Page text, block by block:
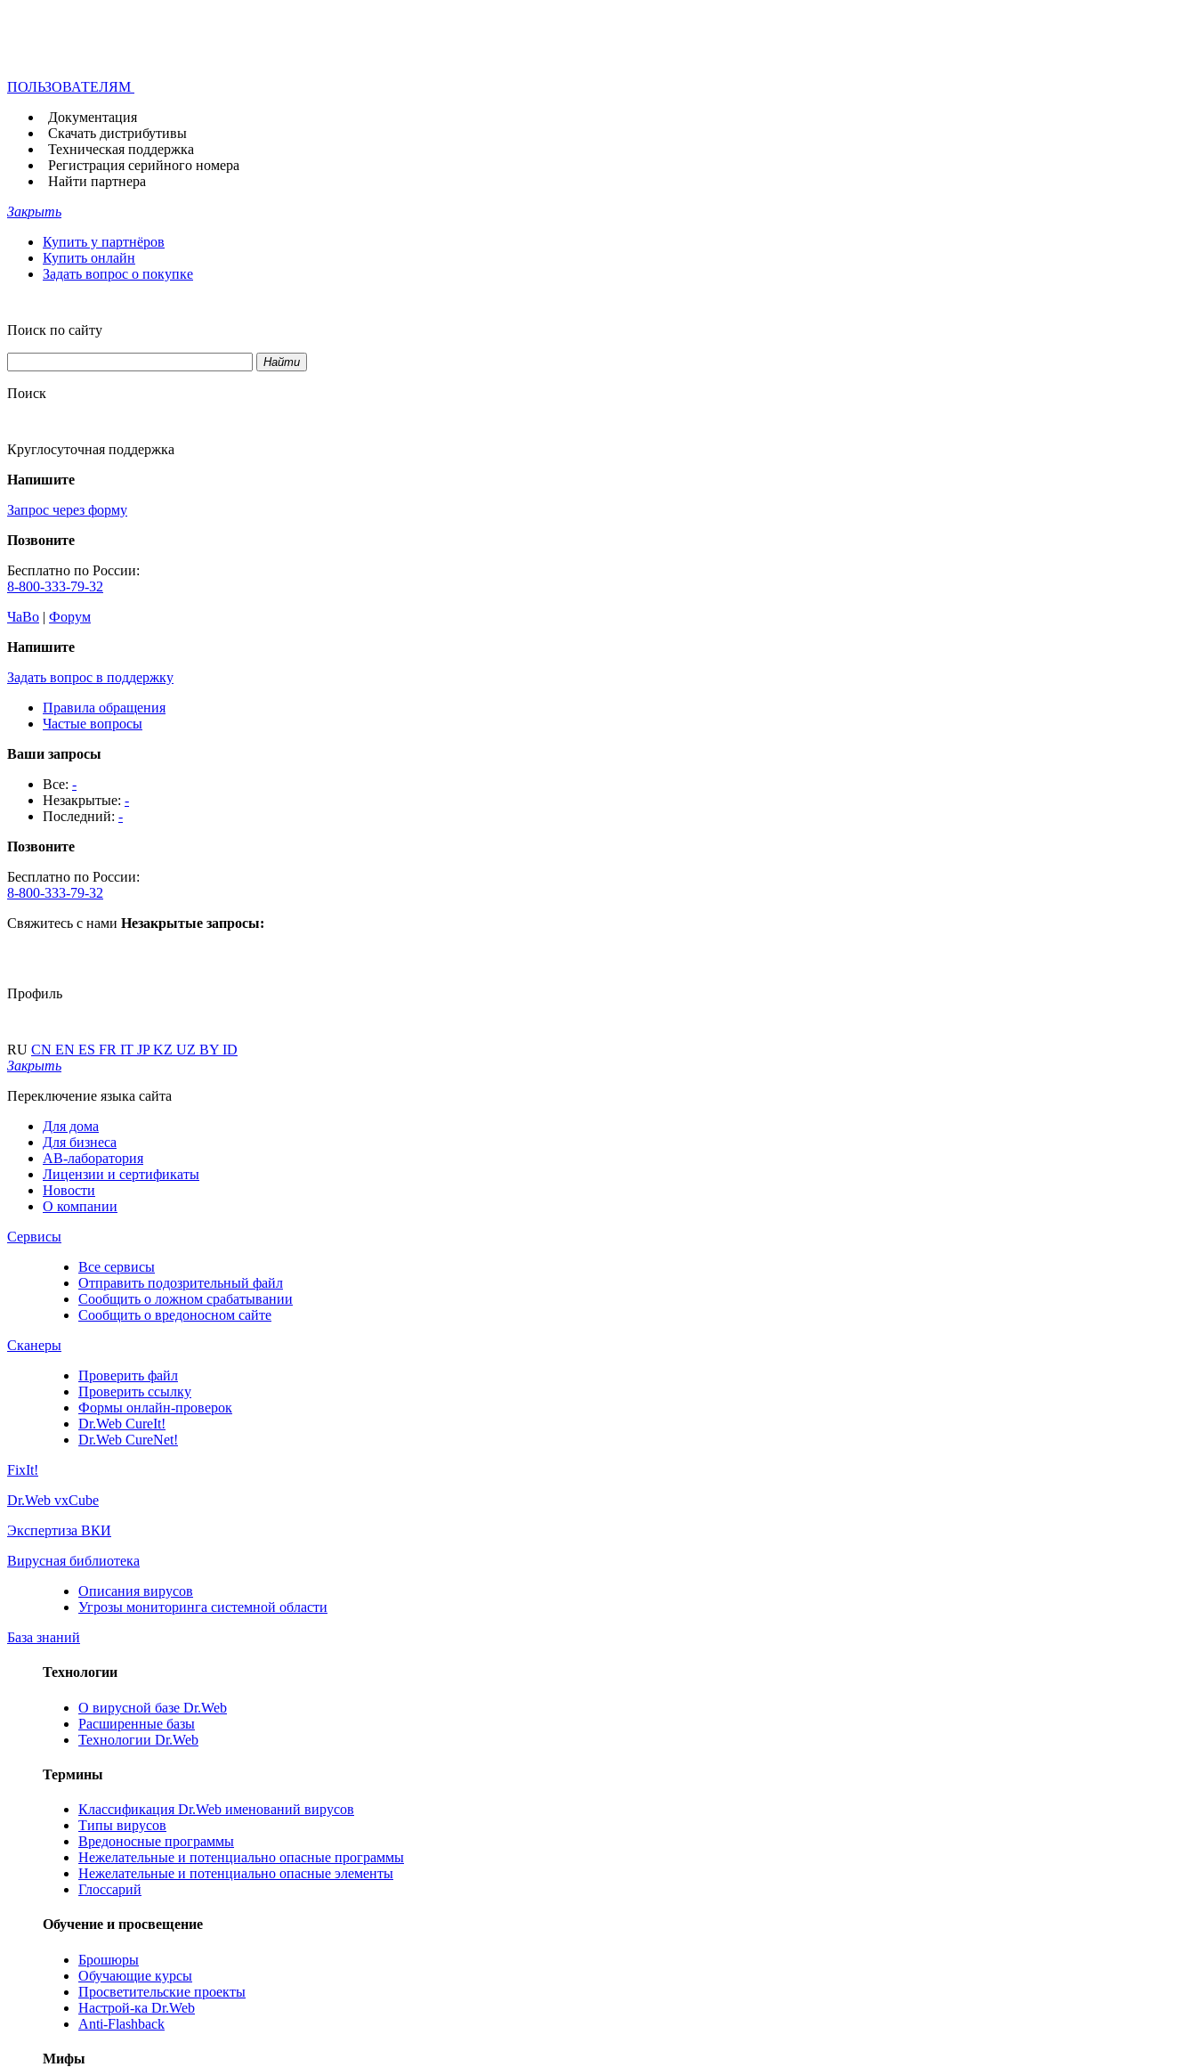
ПОЛЬЗОВАТЕЛЯМ
Документация
Скачать дистрибутивы
Техническая поддержка
Регистрация серийного номера
Найти партнера
Закрыть
Купить у партнёров
Купить онлайн
Задать вопрос о покупке
Поиск по сайту
Найти
Поиск
Круглосуточная поддержка
Напишите
Запрос через форму
Позвоните
Бесплатно по России:
8-800-333-79-32
ЧаВо | Форум
Напишите
Задать вопрос в поддержку
Правила обращения
Частые вопросы
Ваши запросы
Все: -
Незакрытые: -
Последний: -
Позвоните
Бесплатно по России:
8-800-333-79-32
Свяжитесь с нами Незакрытые запросы:
Профиль
RU CN EN ES FR IT JPKZ UZ BY ID
Закрыть
Переключение языка сайта
Для дома
Для бизнеса
АВ-лаборатория
Лицензии и сертификаты
Новости
О компании
Сервисы
Все сервисы
Отправить подозрительный файл
Сообщить о ложном срабатывании
Сообщить о вредоносном сайте
Сканеры
Проверить файл
Проверить ссылку
Формы онлайн-проверок
Dr.Web CureIt!
Dr.Web CureNet!
FixIt!
Dr.Web vxCube
Экспертиза ВКИ
Вирусная библиотека
Описания вирусов
Угрозы мониторинга системной области
База знаний
Технологии
О вирусной базе Dr.Web
Расширенные базы
Технологии Dr.Web
Термины
Классификация Dr.Web именований вирусов
Типы вирусов
Вредоносные программы
Нежелательные и потенциально опасные программы
Нежелательные и потенциально опасные элементы
Глоссарий
Обучение и просвещение
Брошюры
Обучающие курсы
Просветительские проекты
Настрой-ка Dr.Web
Anti-Flashback
Мифы